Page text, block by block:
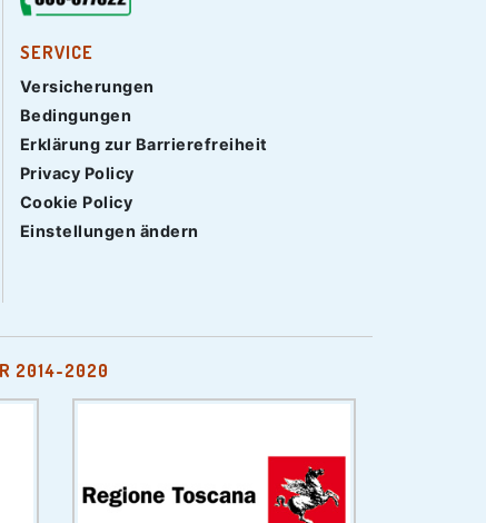
SERVICE
Versicherungen
Bedingungen
Erklärung zur Barrierefreiheit
Privacy Policy
Cookie Policy
Einstellungen ändern
2014-2020